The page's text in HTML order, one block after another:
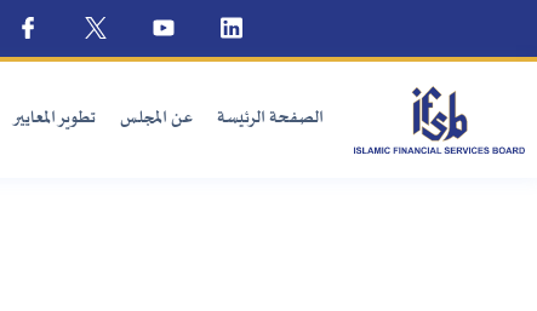
الصفحة الرئيسة عن المجلس تطوير المعايير